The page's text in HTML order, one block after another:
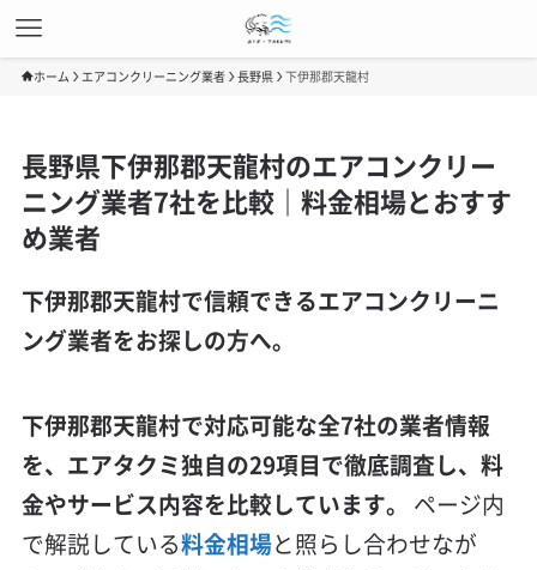
ホーム エアコンクリーニング業者 長野県 下伊那郡天龍村
長野県下伊那郡天龍村のエアコンクリー
ニング業者7社を比較｜料金相場とおすす
め業者
下伊那郡天龍村で信頼できるエアコンクリーニ
ング業者をお探しの方へ。
下伊那郡天龍村で対応可能な全7社の業者情報
を、エアタクミ独自の29項目で徹底調査し、料
金やサービス内容を比較しています。
ページ内
で解説している料金相場と照らし合わせなが